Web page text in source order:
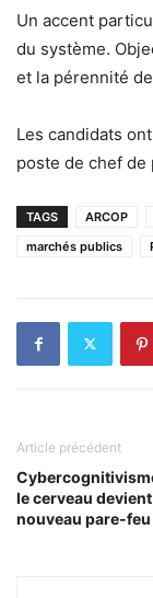
Un accent
du système.
et la pérennité
Les candidats
poste de chef de
TAGS ARCOP
marchés publics
Article précédent
le cerveau
nouveau pare-feu